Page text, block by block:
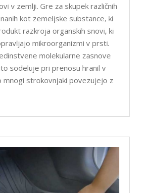
v zemlji. Gre za skupek različnih
kot zemeljske substance, ki
razkroja organskih snovi, ki
mikroorganizmi v prsti.
molekularne zasnove
sodeluje pri prenosu hranil v
mnogi strokovnjaki povezujejo z